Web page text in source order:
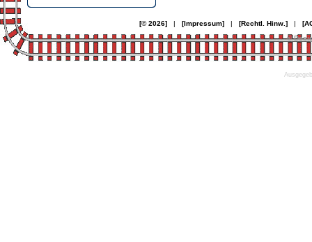
[© 2026]| [Impressum]| [Rechtl. Hinw.]|
©